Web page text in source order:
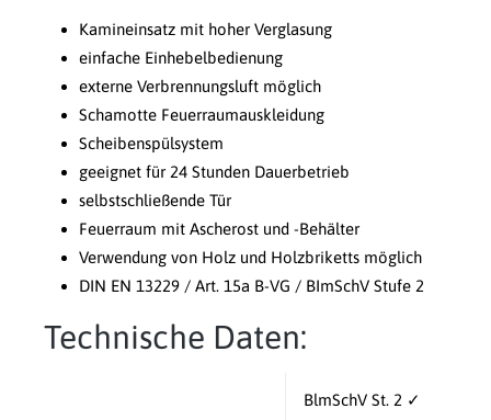
Kamineinsatz mit hoher Verglasung
einfache Einhebelbedienung
externe Verbrennungsluft möglich
Schamotte Feuerraumauskleidung
Scheibenspülsystem
geeignet für 24 Stunden Dauerbetrieb
selbstschließende Tür
Feuerraum mit Ascherost und -Behälter
Verwendung von Holz und Holzbriketts möglich
DIN EN 13229 / Art. 15a B-VG / BImSchV Stufe 2
Technische Daten:
BlmSchV St. 2 ✓